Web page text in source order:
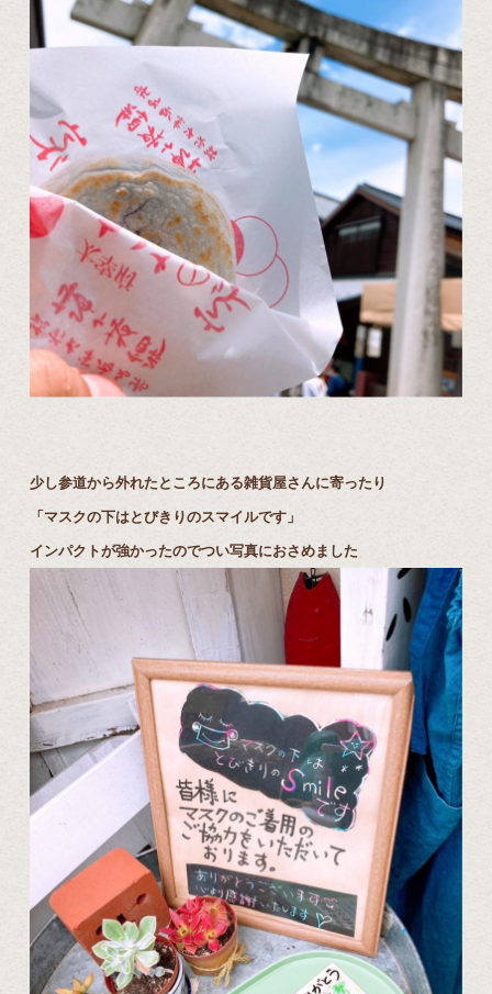
少し参道から外れたところにある雑貨屋さんに寄ったり
「マスクの下はとびきりのスマイルです」
インパクトが強かったのでつい写真におさめました